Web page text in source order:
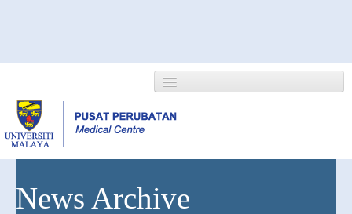
News Archive